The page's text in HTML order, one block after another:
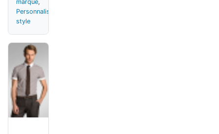
marque,
Personnalisé
style